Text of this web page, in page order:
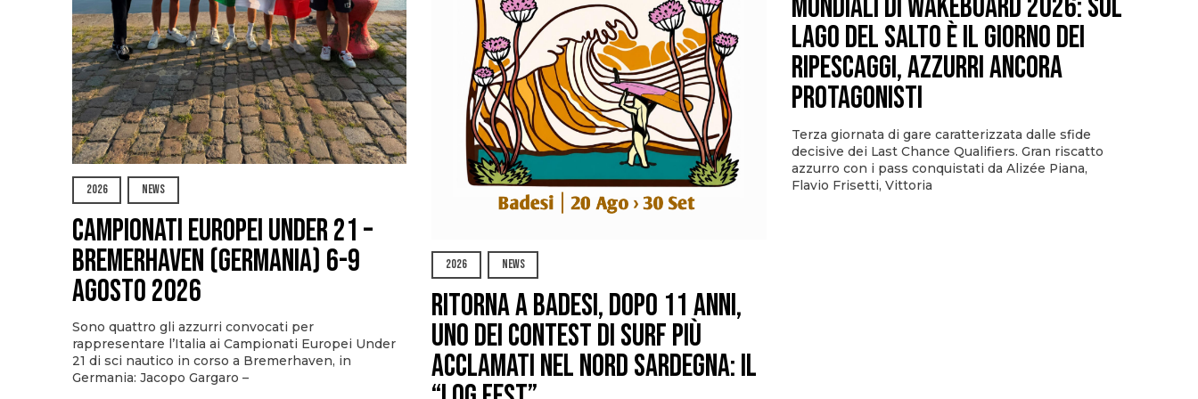
2026 NEWS
Campionati Europei Under 21 –
Bremerhaven (Germania) 6-9
agosto 2026
Sono quattro gli azzurri convocati per
rappresentare l’Italia ai Campionati Europei Under
21 di sci nautico in corso a Bremerhaven, in
Germania: Jacopo Gargaro –
2026 NEWS
Ritorna a Badesi, dopo 11 anni,
uno dei contest di surf più
acclamati nel nord Sardegna: il
Mondiali di Wakeboard 2026: sul
Lago del Salto è il giorno dei
ripescaggi, azzurri ancora
protagonisti
Terza giornata di gare caratterizzata dalle sfide
decisive dei Last Chance Qualifiers. Gran riscatto
azzurro con i pass conquistati da Alizée Piana,
Flavio Frisetti, Vittoria